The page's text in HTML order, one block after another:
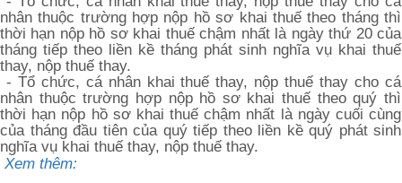
nhân thuộc trường hợp nộp hồ sơ khai thuế theo tháng thì
thời hạn nộp hồ sơ khai thuế chậm nhất là ngày thứ 20 của
tháng tiếp theo liền kề tháng phát sinh nghĩa vụ khai thuế
thay, nộp thuế thay.
- Tổ chức, cá nhân khai thuế thay, nộp thuế thay cho cá
nhân thuộc trường hợp nộp hồ sơ khai thuế theo quý thì
thời hạn nộp hồ sơ khai thuế chậm nhất là ngày cuối cùng
của tháng đầu tiên của quý tiếp theo liền kề quý phát sinh
nghĩa vụ khai thuế thay, nộp thuế thay.
Xem thêm: